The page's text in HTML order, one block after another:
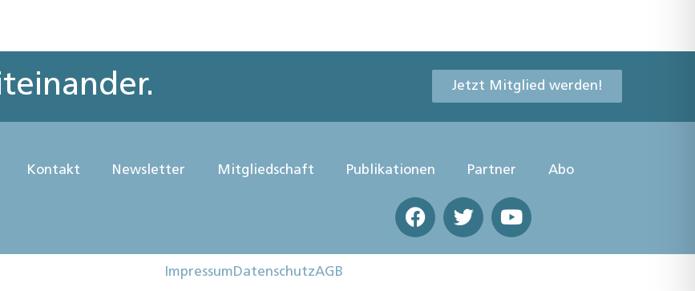
Jetzt Mitglied werden!
Kontakt Newsletter Mitgliedschaft Publikationen Partner Abo
ImpressumDatenschutzAGB